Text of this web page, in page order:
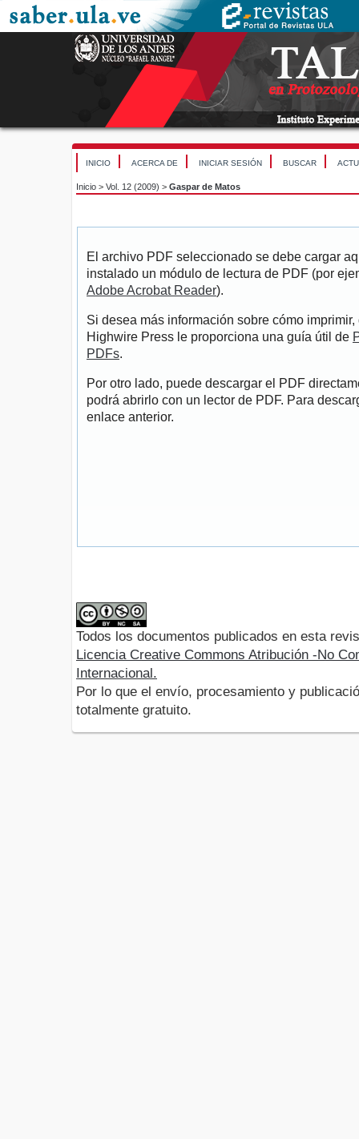
INICIO ACERCA DE INICIAR SESIÓN BUSCAR
Inicio > Vol. 12 (2009) > Gaspar de Matos
El archivo PDF seleccionado se debe cargar
instalado un módulo de lectura de PDF (por
Adobe Acrobat Reader).
Si desea más información sobre cómo
Highwire Press le proporciona una guía útil de
PDFs.
Por otro lado, puede descargar el PDF
podrá abrirlo con un lector de PDF. Para
enlace anterior.
Todos los documentos publicados en esta
Licencia Creative Commons Atribución -No
Internacional.
Por lo que el envío, procesamiento y
totalmente gratuito.